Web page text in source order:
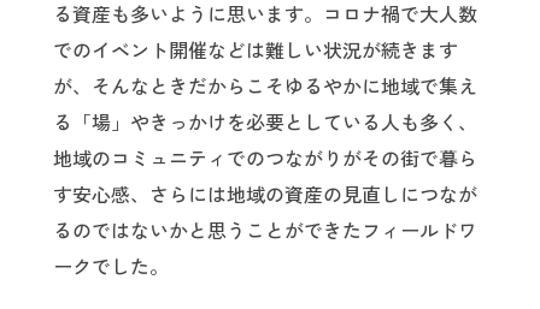
る資産も多いように思います。コロナ禍で大人数
でのイベント開催などは難しい状況が続きます
が、そんなときだからこそゆるやかに地域で集え
る「場」やきっかけを必要としている人も多く、
地域のコミュニティでのつながりがその街で暮ら
す安心感、さらには地域の資産の見直しにつなが
るのではないかと思うことができたフィールドワ
ークでした。